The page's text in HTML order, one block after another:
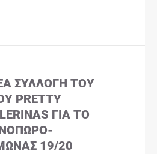
ΣΥΛΛΟΓΉ ΤΟΥ
PRETTY
ΓΙΑ ΤΟ
19/20